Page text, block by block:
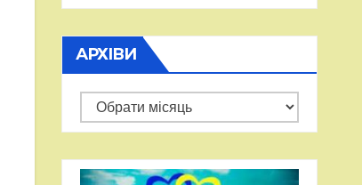
АРХІВИ
Архіви